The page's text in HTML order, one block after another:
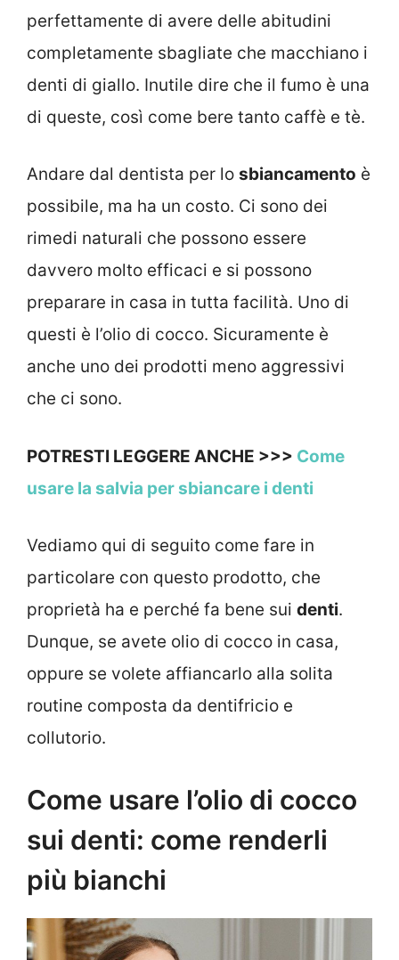
perfettamente di avere delle abitudini
completamente sbagliate che macchiano i
denti di giallo. Inutile dire che il fumo è una
di queste, così come bere tanto caffè e tè.
Andare dal dentista per lo sbiancamento è
possibile, ma ha un costo. Ci sono dei
rimedi naturali che possono essere
davvero molto efficaci e si possono
preparare in casa in tutta facilità. Uno di
questi è l’olio di cocco. Sicuramente è
anche uno dei prodotti meno aggressivi
che ci sono.
POTRESTI LEGGERE ANCHE >>> Come
usare la salvia per sbiancare i denti
Vediamo qui di seguito come fare in
particolare con questo prodotto, che
proprietà ha e perché fa bene sui denti.
Dunque, se avete olio di cocco in casa,
oppure se volete affiancarlo alla solita
routine composta da dentifricio e
collutorio.
Come usare l’olio di cocco
sui denti: come renderli
più bianchi